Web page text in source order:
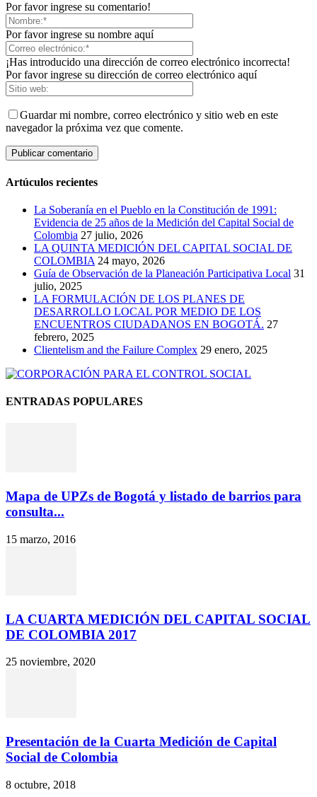
Por favor ingrese su comentario!
Por favor ingrese su nombre aquí
¡Has introducido una dirección de correo electrónico incorrecta!
Por favor ingrese su dirección de correo electrónico aquí
Guardar mi nombre, correo electrónico y sitio web en este
navegador la próxima vez que comente.
Artúculos recientes
La Soberanía en el Pueblo en la Constitución de 1991:
Evidencia de 25 años de la Medición del Capital Social de
Colombia 27 julio, 2026
LA QUINTA MEDICIÓN DEL CAPITAL SOCIAL DE
COLOMBIA 24 mayo, 2026
Guía de Observación de la Planeación Participativa Local 31
julio, 2025
LA FORMULACIÓN DE LOS PLANES DE
DESARROLLO LOCAL POR MEDIO DE LOS
ENCUENTROS CIUDADANOS EN BOGOTÁ. 27
febrero, 2025
Clientelism and the Failure Complex 29 enero, 2025
ENTRADAS POPULARES
Mapa de UPZs de Bogotá y listado de barrios para
consulta...
15 marzo, 2016
LA CUARTA MEDICIÓN DEL CAPITAL SOCIAL
DE COLOMBIA 2017
25 noviembre, 2020
Presentación de la Cuarta Medición de Capital
Social de Colombia
8 octubre, 2018